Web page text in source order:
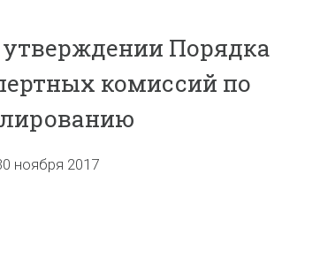
Порядка
комиссий по
ноября 2017